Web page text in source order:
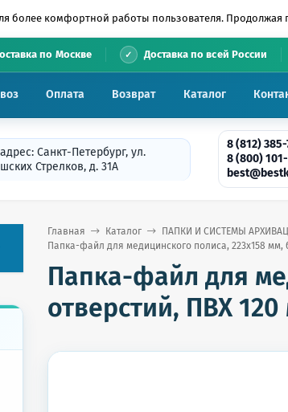
более комфортной работы пользователя.
по Москве Доставка по всей России
Оплата Возврат Каталог
Санкт-Петербург, ул.
Стрелков, д. 31А
8 (812)
8 (800)
Главная Каталог ПАПКИ И СИСТЕМЫ
Папка-файл для медицинского полиса, 223х158 мм,
Папка-файл для
отверстий, ПВХ